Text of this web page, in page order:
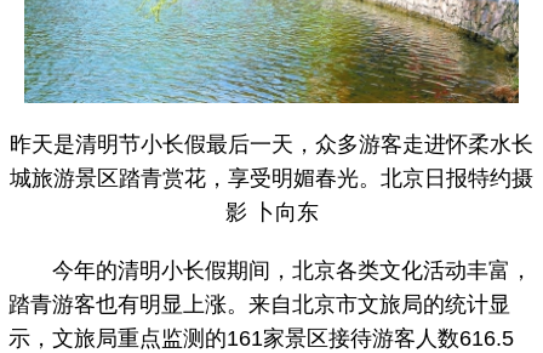
昨天是清明节小长假最后一天，众多游客走进怀柔水长
城旅游景区踏青赏花，享受明媚春光。北京日报特约摄
影 卜向东
今年的清明小长假期间，北京各类文化活动丰富，
踏青游客也有明显上涨。来自北京市文旅局的统计显
示，文旅局重点监测的161家景区接待游客人数616.5